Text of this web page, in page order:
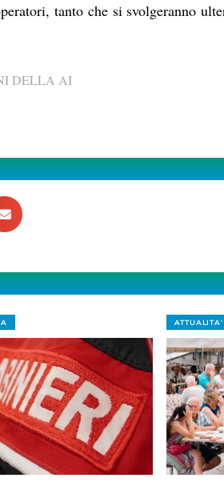
tanto che si svolgeranno
DELLA AI
ATTUALITA'